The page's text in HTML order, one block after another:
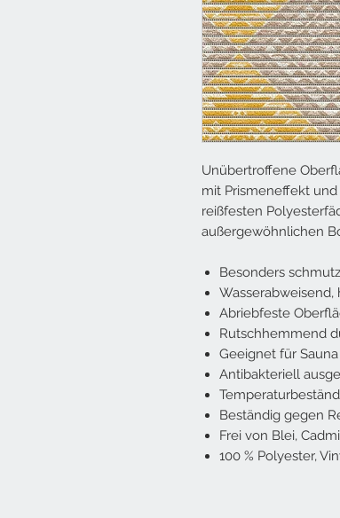
Unübertroffene
mit Prismeneffekt
reißfesten
außergewöhnlichen
Besonders
Abriebfeste
Rutschhemmend
Geeignet für
Antibakteriell
Beständig gegen
Frei von Blei,
100 % Polyester,